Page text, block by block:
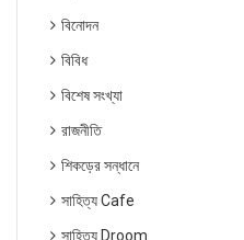
বিনোদন
বিবিধ
বিশেষ সংখ্যা
রাজনীতি
শিকড়ের সন্ধানে
সাহিত্য Cafe
সাহিত্য Droom